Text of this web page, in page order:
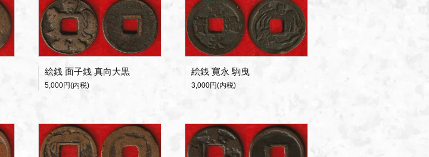
絵銭 面子銭 真向大黒
5,000円(内税)
絵銭 寛永 駒曳
3,000円(内税)